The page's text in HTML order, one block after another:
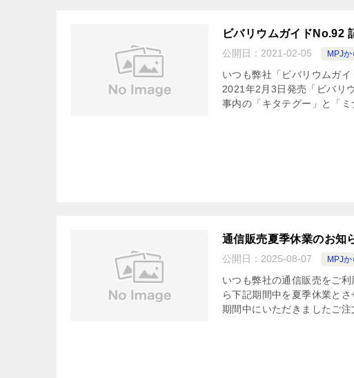
ビバリウムガイドNo.92
公開日： 2021-02-05 MPJ
いつも弊社「ビバリウムガ
2021年2月3日発売「ビバリ
事内の「キタテグー」と「
通信販売夏季休業のお知
公開日： 2025-08-07 MPJ
いつも弊社の通信販売をご
ら下記期間中を夏季休業と
期間中にいただきましたご